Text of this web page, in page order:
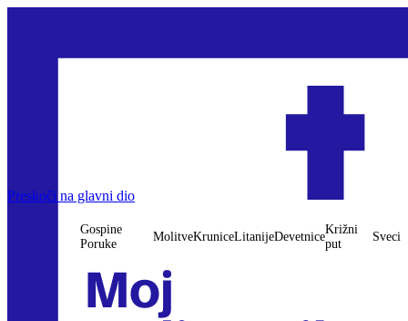
Preskoči na glavni dioGospine Poruke
Krunice
Litanije
Devetnice
Sveci